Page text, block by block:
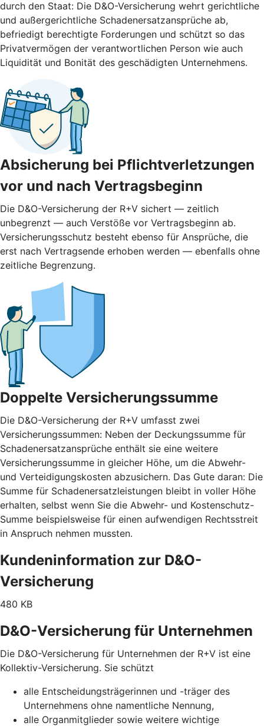
durch den Staat: Die D&O-Versicherung wehrt gerichtliche
und außergerichtliche Schadenersatzansprüche ab,
befriedigt berechtigte Forderungen und schützt so das
Privatvermögen der verantwortlichen Person wie auch
Liquidität und Bonität des geschädigten Unternehmens.
Absicherung bei Pflichtverletzungen
vor und nach ­Vertragsbeginn
Die D&O-Versicherung der R+V sichert — zeitlich
unbegrenzt — auch Verstöße vor Vertragsbeginn ab.
Versicherungsschutz besteht ebenso für Ansprüche, die
erst nach Vertragsende erhoben werden — ebenfalls ohne
zeitliche Begrenzung.
Doppelte Versicherungssumme
Die D&O-Versicherung der R+V umfasst zwei
Versicherungssummen: Neben der Deckungssumme für
Schadenersatzansprüche enthält sie eine weitere
Versicherungssumme in gleicher Höhe, um die Abwehr-
und Verteidigungskosten abzusichern. Das Gute daran: Die
Summe für Schadenersatzleistungen bleibt in voller Höhe
erhalten, selbst wenn Sie die Abwehr- und Kostenschutz-
Summe beispielsweise für einen aufwendigen Rechtsstreit
in Anspruch nehmen mussten.
Kundeninformation zur D&O-
Versicherung
480 KB
D&O-Versicherung für Unternehmen
Die D&O-Versicherung für Unternehmen der R+V ist eine
Kollektiv-Versicherung. Sie schützt
alle Entscheidungsträgerinnen und -träger des
Unternehmens ohne namentliche Nennung,
alle Organmitglieder sowie weitere wichtige